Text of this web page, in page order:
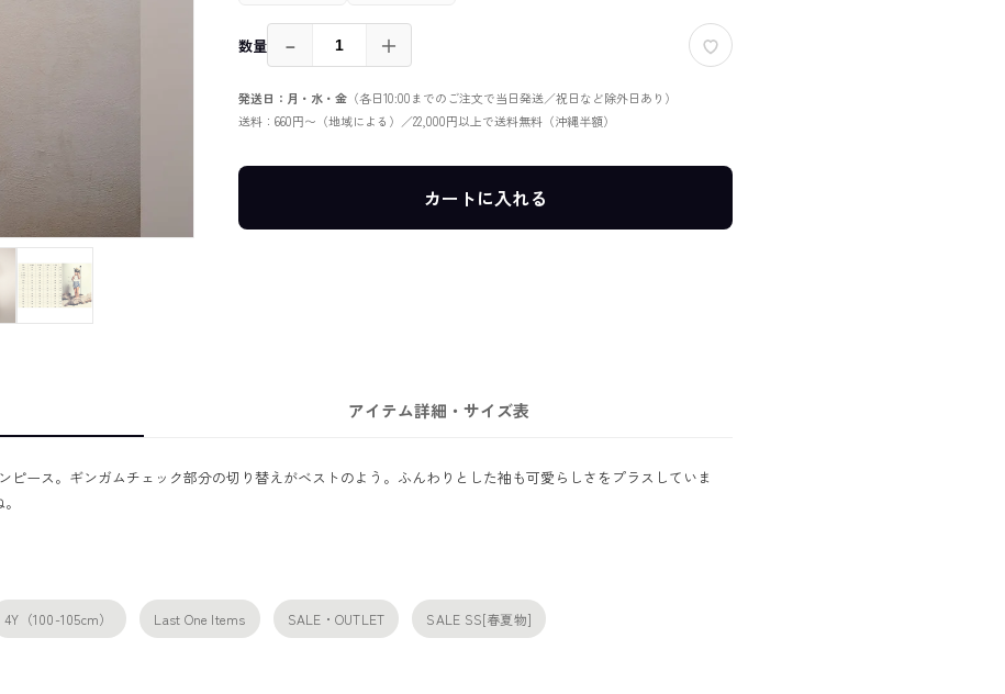
数量 － ＋
発送日：月・水・金（各日10:00までのご注文で当日発送／祝日など除外日あり）
送料：660円〜（地域による）／22,000円以上で送料無料（沖縄半額）
カートに入れる
アイテム詳細・サイズ表
ース。ギンガムチェック部分の切り替えがベストのよう。ふんわりとした袖も可愛らしさをプラスしていま
4Y（100-105cm） Last One Items SALE・OUTLET SALE SS[春夏物]